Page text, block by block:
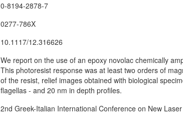
0-8194-2878-7
0277-786X
10.1117/12.316626
We report on the use of an epoxy novolac chemically
This photoresist response was at least two orders of
of the resist, relief images obtained with biological
flagellas - and 20 nm in depth profiles.
2nd Greek-Italian International Conference on New